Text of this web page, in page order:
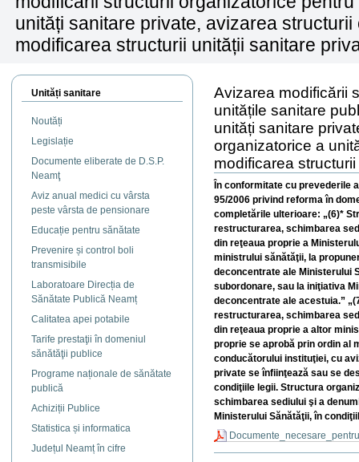
unități sanitare private, avizarea
modificarea structurii unității sanitare
Unități sanitare
Noutăți
Legislație
Documente eliberate de D.S.P.
Neamţ
Aviz anual medici cu vârsta
peste vârsta de pensionare
Educație pentru sănătate
Prevenire și control boli
transmisibile
Laboratoare Direcția de
Sănătate Publică Neamț
Calitatea apei potabile
Tarife prestaţii în domeniul
sănătăţii publice
Programe naționale de sănătate
publică
Achiziții Publice
Statistica și informatica
Județul Neamț în cifre
Avizarea modificării
unitățile sanitare
unități sanitare
organizatorice a
modificarea
În conformitate cu prevederile
95/2006 privind reforma în
completările ulterioare: „(6)*
restructurarea, schimbarea
din reţeaua proprie a
ministrului sănătăţii, la
deconcentrate ale Ministerului
subordonare, sau la iniţiativa
deconcentrate ale acestuia.”
restructurarea, schimbarea
din reţeaua proprie a altor
proprie se aprobă prin ordin al
conducătorului instituţiei, cu
private se înfiinţează sau se
condiţiile legii. Structura
schimbarea sediului şi a
Ministerului Sănătăţii, în